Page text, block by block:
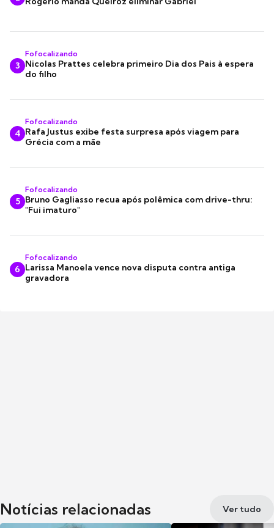
3
Fofocalizando
Nicolas Prattes celebra primeiro Dia dos Pais à espera
do filho
4
Fofocalizando
Rafa Justus exibe festa surpresa após viagem para
Grécia com a mãe
5
Fofocalizando
Bruno Gagliasso recua após polêmica com drive-thru:
"Fui imaturo"
6
Fofocalizando
Larissa Manoela vence nova disputa contra antiga
gravadora
Notícias relacionadas Ver tudo